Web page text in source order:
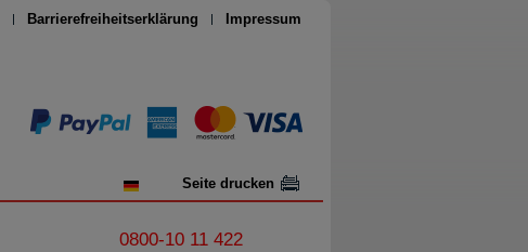
Barrierefreiheitserklärung Impressum
Seite drucken
0800-10 11 422